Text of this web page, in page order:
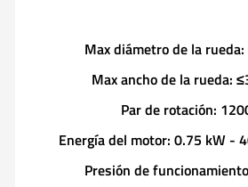
Max diámetro de la
Max ancho de la rueda:
Par de rotación:
Energía del motor: 0.75 kW -
Presión de